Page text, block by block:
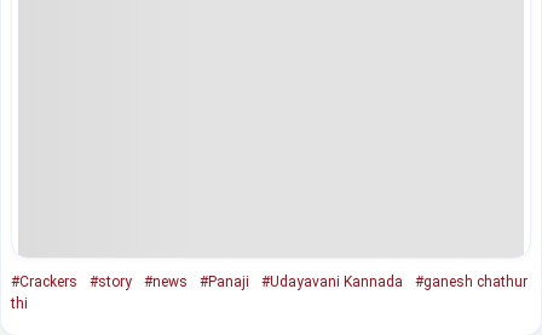
#Crackers #story #news #Panaji #Udayavani Kannada
#ganesh chathur
thi